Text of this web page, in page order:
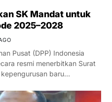
SK Mandat untuk
2025–2028
Pusat (DPP) Indonesia
resmi menerbitkan Surat
baru…